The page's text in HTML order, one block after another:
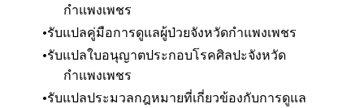
กำแพงเพชร
รับแปลคู่มือการดูแลผู้ป่วยจังหวัดกำแพงเพชร
รับแปลใบอนุญาตประกอบโรคศิลปะจังหวัด
กำแพงเพชร
รับแปลประมวลกฎหมายที่เกี่ยวข้องกับการดูแล